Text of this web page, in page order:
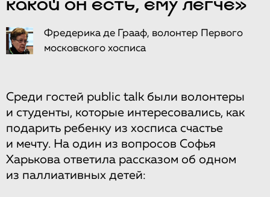
Фредерика де Грааф, волонтер Первого
московского хосписа
Среди гостей public talk были волонтеры
и студенты, которые интересовались, как
подарить ребенку из хосписа счастье
и мечту. На один из вопросов Софья
Харькова ответила рассказом об одном
из паллиативных детей: